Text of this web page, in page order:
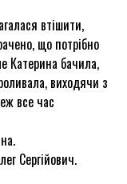
втішити,
що потрібно
Катерина бачила,
виходячи з
все час
Сергійович.